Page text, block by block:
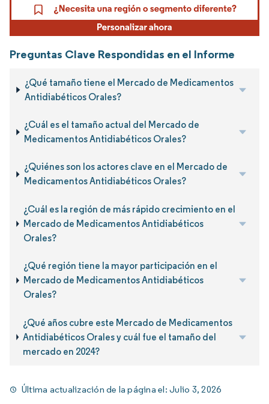
Preguntas Clave Respondidas en el Informe
¿Qué tamaño tiene el Mercado de Medicamentos
Antidiabéticos Orales?
¿Cuál es el tamaño actual del Mercado de
Medicamentos Antidiabéticos Orales?
¿Quiénes son los actores clave en el Mercado de
Medicamentos Antidiabéticos Orales?
¿Cuál es la región de más rápido crecimiento en el
Mercado de Medicamentos Antidiabéticos
Orales?
¿Qué región tiene la mayor participación en el
Mercado de Medicamentos Antidiabéticos
Orales?
¿Qué años cubre este Mercado de Medicamentos
Antidiabéticos Orales y cuál fue el tamaño del
mercado en 2024?
Última actualización de la página el:Julio 3, 2026